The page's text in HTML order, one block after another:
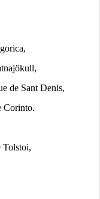
de Sant Denis,
Corinto.
Tolstoi,